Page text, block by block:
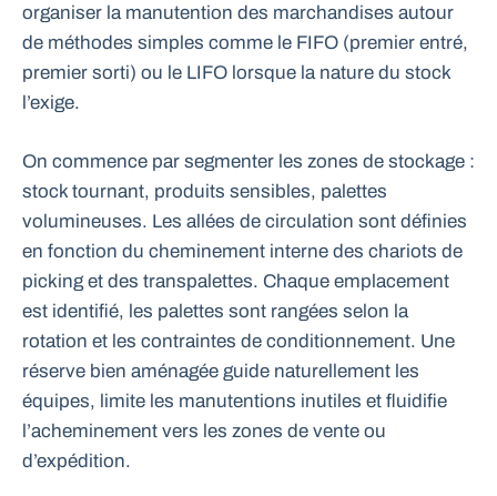
organiser la manutention des marchandises autour
de méthodes simples comme le FIFO (premier entré,
premier sorti) ou le LIFO lorsque la nature du stock
l’exige.
On commence par segmenter les zones de stockage :
stock tournant, produits sensibles, palettes
volumineuses. Les allées de circulation sont définies
en fonction du cheminement interne des chariots de
picking et des transpalettes. Chaque emplacement
est identifié, les palettes sont rangées selon la
rotation et les contraintes de conditionnement. Une
réserve bien aménagée guide naturellement les
équipes, limite les manutentions inutiles et fluidifie
l’acheminement vers les zones de vente ou
d’expédition.